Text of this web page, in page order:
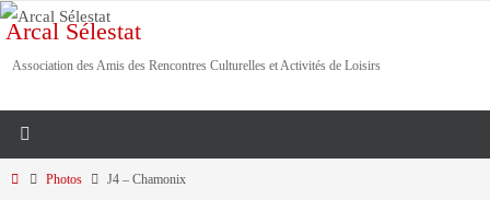
Passer
vers
Arcal Sélestat
Association des Amis des Rencontres Culturelles et Activités de Loisirs
HomePhotos J4 – Chamonix